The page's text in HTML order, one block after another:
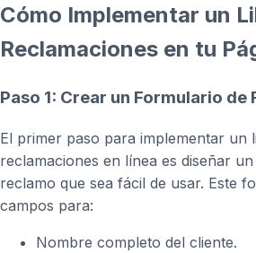
Cómo Implementar un
Reclamaciones en tu
Paso 1: Crear un Formulario de
El primer paso para implementar un
reclamaciones en línea es diseñar
reclamo que sea fácil de usar. Este
campos para:
Nombre completo del cliente.